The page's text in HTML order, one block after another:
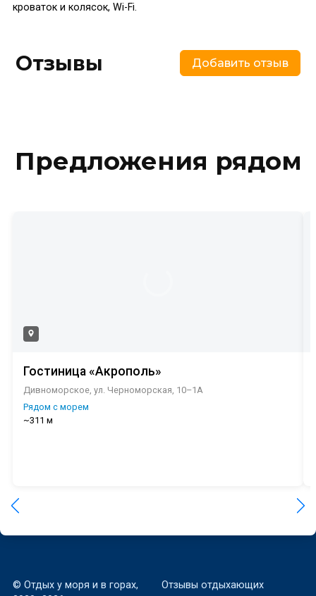
кроваток и колясок, Wi-Fi.
Отзывы Добавить отзыв
Предложения рядом
Гостиница «Акрополь»
Дивноморское, ул. Черноморская, 10–1А
Рядом с морем
~311 м
© Отдых у моря и в горах,
Отзывы отдыхающих